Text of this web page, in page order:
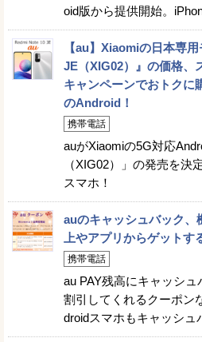
oid版から提供開始。
【au】Xiaomiの日本専
JE（XIG02）』の価格、
キャンペーンでおトク
のAndroid！
携帯電話
auがXiaomiの5G対応
（XIG02）」の発売を決
スマホ！
auのキャッシュバック、
上やアプリからゲットす
携帯電話
au PAY残高にキャッシ
割引してくれるクーポン
droidスマホもキャッシュ